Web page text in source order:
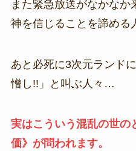
また緊急放送がなかなか
神を信じることを諦める
あと必死に3次元ランド
憎し!!」と叫ぶ人々…
実はこういう混乱の世の
価》が問われます。